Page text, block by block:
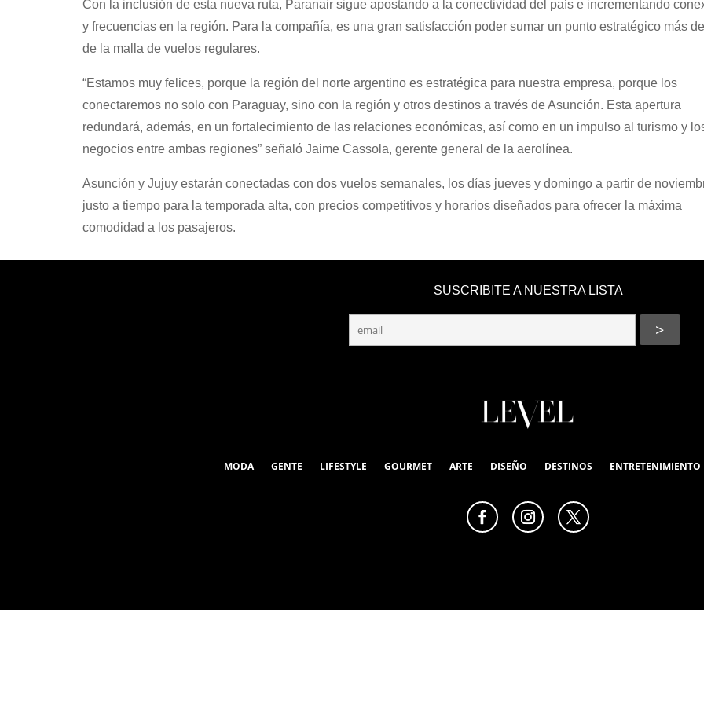
Con la inclusión de esta nueva ruta, Paranair sigue apostando a la conectividad del país e incrementando
y frecuencias en la región. Para la compañía, es una gran satisfacción poder sumar un punto estratégico más
de la malla de vuelos regulares.
“Estamos muy felices, porque la región del norte argentino es estratégica para nuestra empresa, porque los
conectaremos no solo con Paraguay, sino con la región y otros destinos a través de Asunción. Esta apertura
redundará, además, en un fortalecimiento de las relaciones económicas, así como en un impulso al turismo y
negocios entre ambas regiones” señaló Jaime Cassola, gerente general de la aerolínea.
Asunción y Jujuy estarán conectadas con dos vuelos semanales, los días jueves y domingo a partir de
justo a tiempo para la temporada alta, con precios competitivos y horarios diseñados para ofrecer la máxima
comodidad a los pasajeros.
SUSCRIBITE A NUESTRA LISTA
MODA GENTE LIFESTYLE GOURMET ARTE DISEÑO DESTINOS ENTRETENIMIENTO